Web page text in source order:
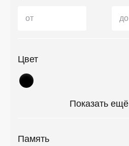
от до
Цвет
Показать ещё
Память